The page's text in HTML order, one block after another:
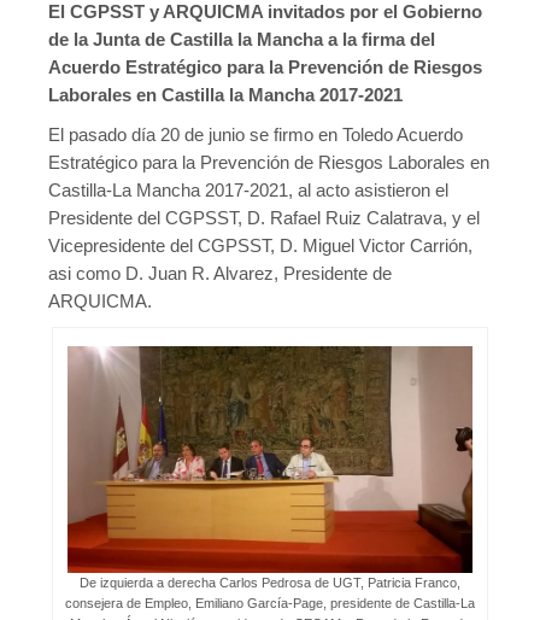
El CGPSST y ARQUICMA invitados por el Gobierno
de la Junta de Castilla la Mancha a la firma del
Acuerdo Estratégico para la Prevención de Riesgos
Laborales en Castilla la Mancha 2017-2021
El pasado día 20 de junio se firmo en Toledo Acuerdo
Estratégico para la Prevención de Riesgos Laborales en
Castilla-La Mancha 2017-2021, al acto asistieron el
Presidente del CGPSST, D. Rafael Ruiz Calatrava, y el
Vicepresidente del CGPSST, D. Miguel Victor Carrión,
asi como D. Juan R. Alvarez, Presidente de
ARQUICMA.
De izquierda a derecha Carlos Pedrosa de UGT, Patricia Franco,
consejera de Empleo, Emiliano García-Page, presidente de Castilla-La